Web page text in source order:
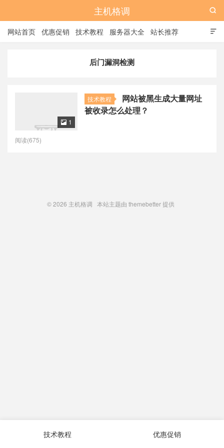
主机格调

网站首页 优惠促销 技术教程 服务器大全 站长推荐

后门漏洞检测
技术教程
网站被黑生成大量网址
被收录怎么处理？
 1
阅读(675)
© 2026 主机格调 本站主题由 themebetter提供
技术教程 优惠促销